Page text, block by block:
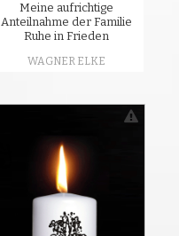
Meine aufrichtige
Anteilnahme der Familie
Ruhe in Frieden
WAGNER ELKE